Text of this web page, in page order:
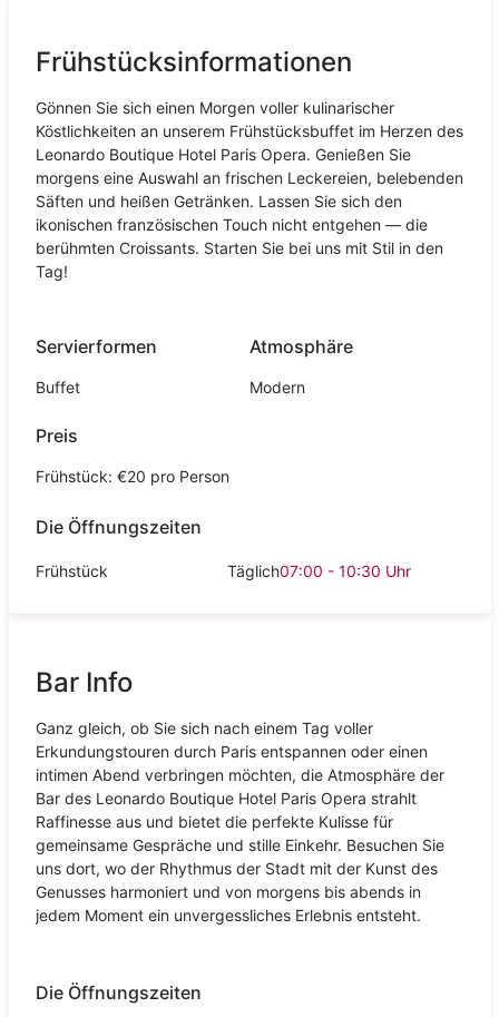
Frühstücksinformationen
Gönnen Sie sich einen Morgen voller kulinarischer
Köstlichkeiten an unserem Frühstücksbuffet im Herzen des
Leonardo Boutique Hotel Paris Opera. Genießen Sie
morgens eine Auswahl an frischen Leckereien, belebenden
Säften und heißen Getränken. Lassen Sie sich den
ikonischen französischen Touch nicht entgehen — die
berühmten Croissants. Starten Sie bei uns mit Stil in den
Tag!
Servierformen
Buffet
Atmosphäre
Modern
Preis
Frühstück: €20 pro Person
Die Öffnungszeiten
Frühstück Täglich07:00 - 10:30 Uhr
Bar Info
Ganz gleich, ob Sie sich nach einem Tag voller
Erkundungstouren durch Paris entspannen oder einen
intimen Abend verbringen möchten, die Atmosphäre der
Bar des Leonardo Boutique Hotel Paris Opera strahlt
Raffinesse aus und bietet die perfekte Kulisse für
gemeinsame Gespräche und stille Einkehr. Besuchen Sie
uns dort, wo der Rhythmus der Stadt mit der Kunst des
Genusses harmoniert und von morgens bis abends in
jedem Moment ein unvergessliches Erlebnis entsteht.
Die Öffnungszeiten